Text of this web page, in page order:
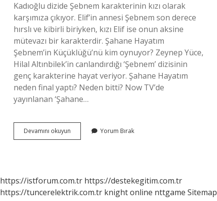
Kadıoğlu dizide Şebnem karakterinin kızı olarak
karşımıza çıkıyor. Elif’in annesi Şebnem son derece
hırslı ve kibirli biriyken, kızı Elif ise onun aksine
mütevazı bir karakterdir. Şahane Hayatım
Şebnem’in Küçüklüğü’nü kim oynuyor? Zeynep Yüce,
Hilal Altınbilek’in canlandırdığı ‘Şebnem’ dizisinin
genç karakterine hayat veriyor. Şahane Hayatım
neden final yaptı? Neden bitti? Now TV’de
yayınlanan ‘Şahane…
Devamını okuyun
Hayatım
Yorum Bırak
https://istforum.com.tr https://destekegitim.com.tr
https://tuncerelektrik.com.tr knight online nttgame Sitemap